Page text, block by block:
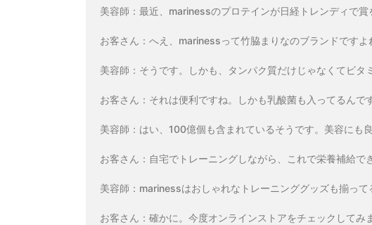
美容師：最近、marinessのプロテインが日経トレンディで賞
お客さん：へえ、marinessって竹脇まりなのブランドですよ
美容師：そうです。しかも、タンパク質だけじゃなくてビタ
お客さん：それは便利ですね。しかも乳酸菌も入ってるんで
美容師：はい、100億個も含まれているそうです。美容にも
お客さん：自宅でトレーニングしながら、これで栄養補給で
美容師：marinessはおしゃれなトレーニンググッズも揃っ
お客さん：確かに。今度オンラインストアをチェックしてみ